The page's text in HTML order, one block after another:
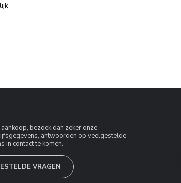
bezoek dan zeker onze
antwoorden op veelgestelde
in contact te komen.
VRAGEN